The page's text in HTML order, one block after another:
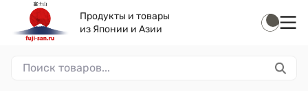
Продукты и товары
из Японии и Азии